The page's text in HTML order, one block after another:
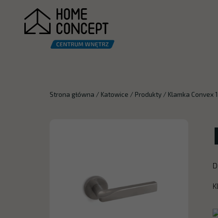
Strona główna / Katowice /Produkty / Klamka Convex